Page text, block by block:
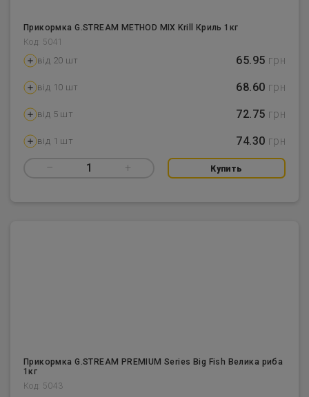
Прикормка G.STREAM METHOD MIX Krill Криль 1кг
Код: 5041
від 20 шт 65.95 грн
від 10 шт 68.60 грн
від 5 шт 72.75 грн
від 1 шт 74.30 грн
– 1 + Купить
Прикормка G.STREAM PREMIUM Series Big Fish Велика риба
1кг
Код: 5043